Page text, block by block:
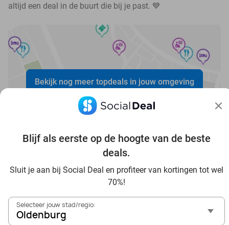
Blijf als eerste op de hoogte van de beste
deals.
Sluit je aan bij Social Deal en profiteer van kortingen tot wel
70%!
Selecteer jouw stad/regio:
Oldenburg
altijd een deal in de buurt die bij je past. 💙
Bekijk nog meer topdeals in jouw omgeving
Voordelig genieten in Oldenburg: haal deal-inspiratie uit
In die Sauna in Oldenburg und Umgebung
Tagesausflug zum Movie Park Germany mit Rabatt, von
Oldenburg aus